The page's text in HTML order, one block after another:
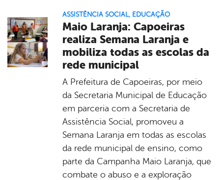
ASSISTÊNCIA SOCIAL, EDUCAÇÃO
Maio Laranja: Capoeiras
realiza Semana Laranja e
mobiliza todas as escolas da
rede municipal
A Prefeitura de Capoeiras, por meio
da Secretaria Municipal de Educação
em parceria com a Secretaria de
Assistência Social, promoveu a
Semana Laranja em todas as escolas
da rede municipal de ensino, como
parte da Campanha Maio Laranja, que
combate o abuso e a exploração